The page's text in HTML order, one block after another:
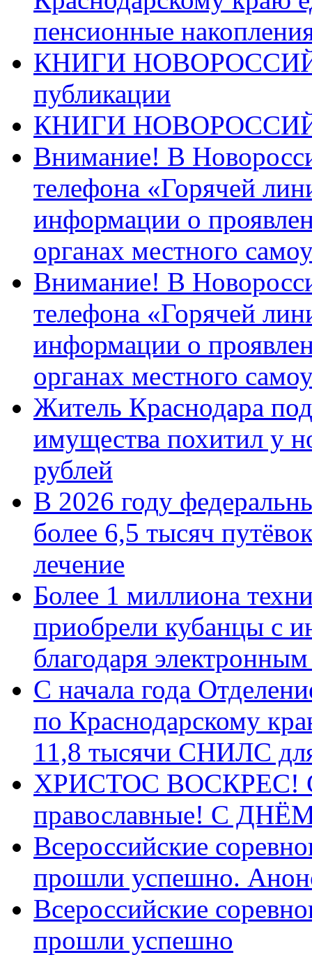
пенсионные
КНИГИ
публикации
КНИГИ
Внимание! В
телефона «Горячей
информации о
органах местного
Внимание! В
телефона «Горячей
информации о
органах местного
Житель Краснодара
имущества похитил у
рублей
В 2026 году
более 6,5 тысяч
лечение
Более 1 миллиона
приобрели кубанцы с
благодаря
С начала года
по Краснодарскому
11,8 тысячи СНИЛС
ХРИСТОС ВОСКРЕС! С
православные! C
Всероссийские
прошли успешно.
Всероссийские
прошли успешно